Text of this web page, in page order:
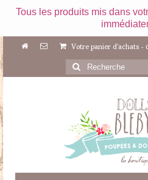
Tous les produits mis dans
Votre panier d'achats -
Rechercher
: